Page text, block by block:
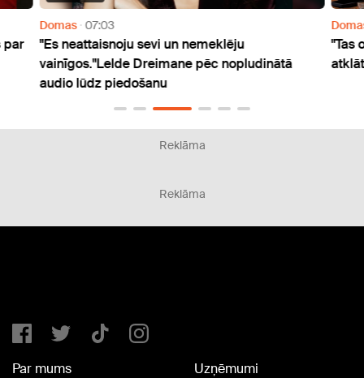
par
Domas 07:03
"Es neattaisnoju sevi un nemeklēju
vainīgos."Lelde Dreimane pēc nopludinātā
audio lūdz piedošanu
"Tas
Reklāma
Reklāma
Par mums
Uzņēmumi